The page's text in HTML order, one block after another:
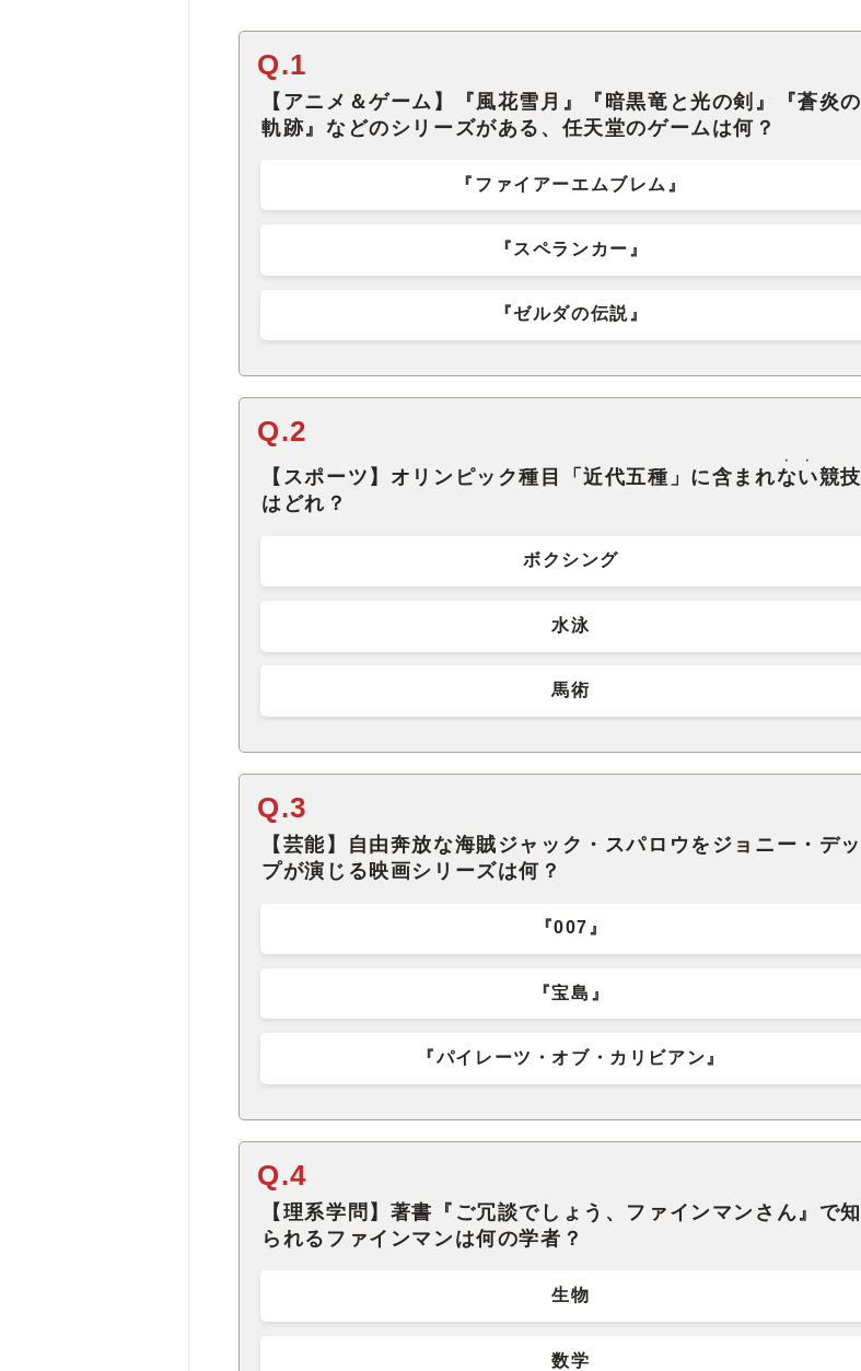
Q.1
【アニメ＆ゲーム】『風花雪月』『暗黒竜と光の剣』『蒼炎の
軌跡』などのシリーズがある、任天堂のゲームは何？
『ファイアーエムブレム』
『スペランカー』
『ゼルダの伝説』
Q.2
【スポーツ】オリンピック種目「近代五種」に含まれない
・・
競技
はどれ？
ボクシング
水泳
馬術
Q.3
【芸能】自由奔放な海賊ジャック・スパロウをジョニー・デッ
プが演じる映画シリーズは何？
『007』
『宝島』
『パイレーツ・オブ・カリビアン』
Q.4
【理系学問】著書『ご冗談でしょう、ファインマンさん』で知
られるファインマンは何の学者？
生物
数学